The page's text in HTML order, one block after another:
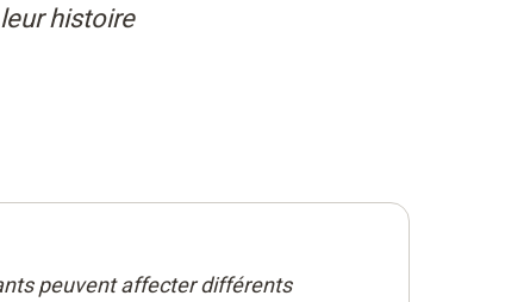
histoire
peuvent affecter différents